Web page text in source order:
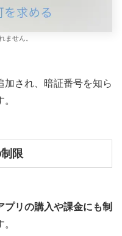
ません。
加され、暗証番号を知ら
限
プリの購入や課金にも制